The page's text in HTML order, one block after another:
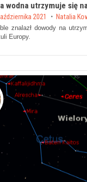
wodna utrzymuje się
on 2021 by Natalia
znalazł dowody na
Europy.